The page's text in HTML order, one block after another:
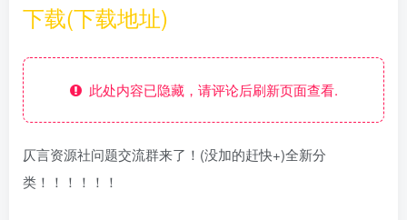
下载(下载地址)
此处内容已隐藏，请评论后刷新页面查看.
仄言资源社问题交流群来了！(没加的赶快+)全新分
类！！！！！！